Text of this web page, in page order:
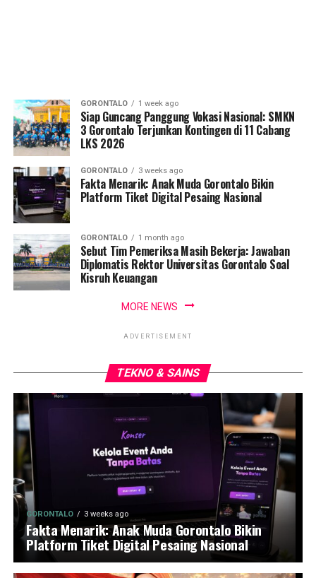
GORONTALO 1 week ago
Siap Guncang Panggung Vokasi Nasional: SMKN
3 Gorontalo Terjunkan Kontingen di 11 Cabang
LKS 2026
GORONTALO 3 weeks ago
Fakta Menarik: Anak Muda Gorontalo Bikin
Platform Tiket Digital Pesaing Nasional
GORONTALO 1 month ago
Sebut Tim Pemeriksa Masih Bekerja: Jawaban
Diplomatis Rektor Universitas Gorontalo Soal
Kisruh Keuangan
MORE NEWS
ADVERTISEMENT
TEKNO & SAINS
GORONTALO 3 weeks ago
Fakta Menarik: Anak Muda Gorontalo Bikin
Platform Tiket Digital Pesaing Nasional